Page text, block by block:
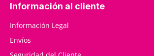
Información al cliente
Información Legal
Envíos